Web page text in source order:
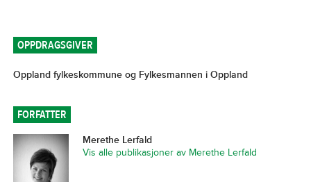
OPPDRAGSGIVER
Oppland fylkeskommune og Fylkesmannen i Oppland
FORFATTER
Merethe Lerfald
Vis alle publikasjoner av Merethe Lerfald